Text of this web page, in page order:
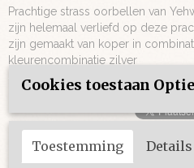
Prachtige strass oorbellen van
zijn helemaal verliefd op deze
zijn gemaakt van koper in
kleurencombinatie zilver
Ook interessant
Cookies toestaan
Toestemming Details